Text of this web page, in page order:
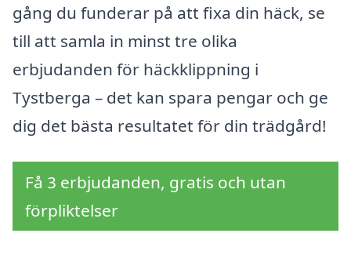
gång du funderar på att fixa din häck, se
till att samla in minst tre olika
erbjudanden för häckklippning i
Tystberga – det kan spara pengar och ge
dig det bästa resultatet för din trädgård!
Få 3 erbjudanden, gratis och utan
förpliktelser